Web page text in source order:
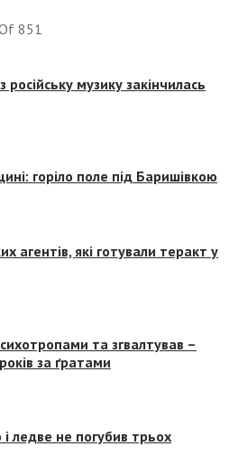
851
російську музику закінчилась
горіло поле під Баришівкою
агентів, які готували теракт у
та згвалтував –
за ґратами
ледве не погубив трьох